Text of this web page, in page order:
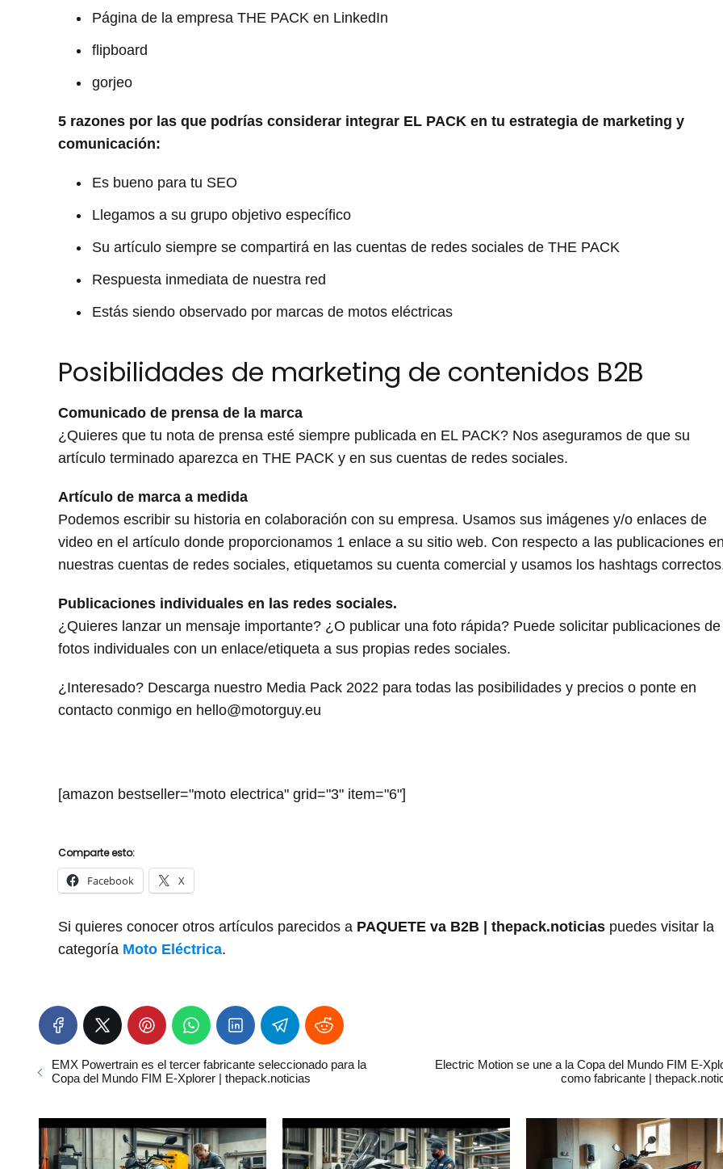
Página de la empresa THE PACK en LinkedIn
flipboard
gorjeo
5 razones por las que podrías considerar integrar EL PACK en tu estrategia de marketing y
comunicación:
Es bueno para tu SEO
Llegamos a su grupo objetivo específico
Su artículo siempre se compartirá en las cuentas de redes sociales de THE PACK
Respuesta inmediata de nuestra red
Estás siendo observado por marcas de motos eléctricas
Posibilidades de marketing de contenidos B2B
Comunicado de prensa de la marca
¿Quieres que tu nota de prensa esté siempre publicada en EL PACK? Nos aseguramos de que su
artículo terminado aparezca en THE PACK y en sus cuentas de redes sociales.
Artículo de marca a medida
Podemos escribir su historia en colaboración con su empresa. Usamos sus imágenes y/o enlaces de
video en el artículo donde proporcionamos 1 enlace a su sitio web. Con respecto a las publicaciones
nuestras cuentas de redes sociales, etiquetamos su cuenta comercial y usamos los hashtags
Publicaciones individuales en las redes sociales.
¿Quieres lanzar un mensaje importante? ¿O publicar una foto rápida? Puede solicitar publicaciones de
fotos individuales con un enlace/etiqueta a sus propias redes sociales.
¿Interesado? Descarga nuestro Media Pack 2022 para todas las posibilidades y precios o ponte en
contacto conmigo en hello@motorguy.eu
[amazon bestseller="moto electrica" grid="3" item="6"]
Comparte esto:
Facebook X
Si quieres conocer otros artículos parecidos a PAQUETE va B2B | thepack.noticias puedes visitar la
categoría Moto Eléctrica.
EMX Powertrain es el tercer fabricante seleccionado para la
Copa del Mundo FIM E-Xplorer | thepack.noticias
Electric Motion se une a la Copa del Mundo FIM E-
como fabricante |